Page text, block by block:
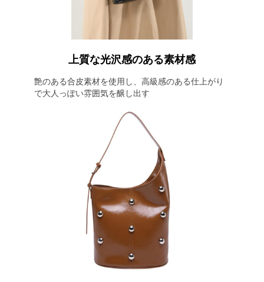
上質な光沢感のある素材感
艶のある合皮素材を使用し、高級感のある仕上がり
で大人っぽい雰囲気を醸し出す